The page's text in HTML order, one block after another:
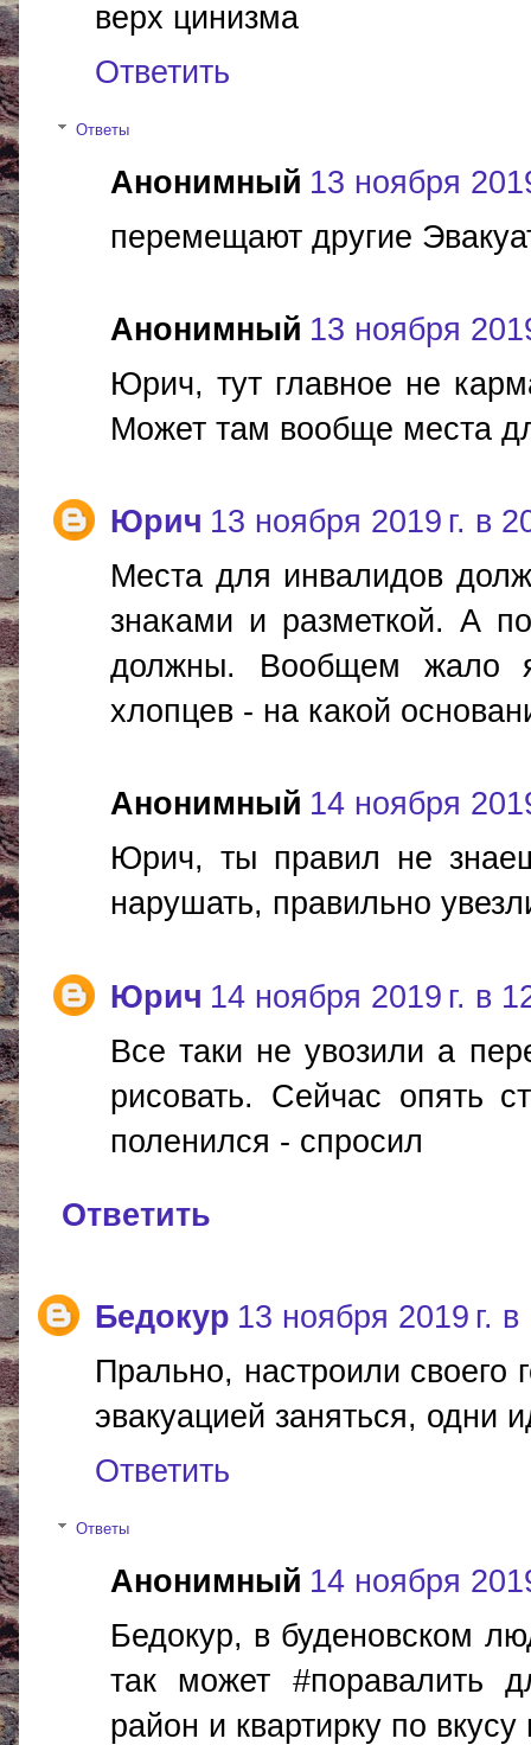
верх цинизма
Ответить
Ответы
Анонимный 13 ноября
перемещают другие
Анонимный 13 ноября
Юрич, тут главное не
Может там вообще места
Юрич 13 ноября 2019 г. в
Места для инвалидов
знаками и разметкой. А
должны. Вообщем жало
хлопцев - на какой
Анонимный 14 ноября
Юрич, ты правил не
нарушать, правильно
Юрич 14 ноября 2019 г. в
Все таки не увозили а
рисовать. Сейчас опять
поленился - спросил
Ответить
Бедокур 13 ноября 2019 г.
Прально, настроили своего
эвакуацией заняться, одни
Ответить
Ответы
Анонимный 14 ноября
Бедокур, в буденовском
так может #поравалить
район и квартирку по